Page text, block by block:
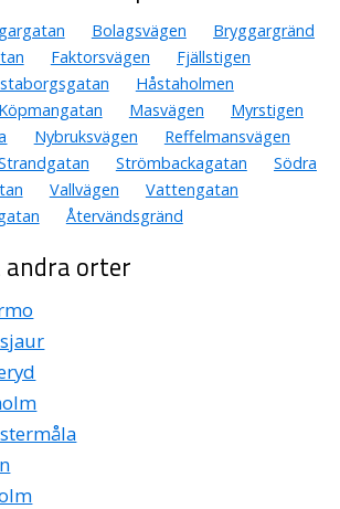
Bolagsvägen
Bryggargränd
Faktorsvägen
Fjällstigen
Håstaholmen
Köpmangatan Masvägen
Myrstigen
Nybruksvägen
Reffelmansvägen
Strömbackagatan
Södra
Vallvägen
Vattengatan
Återvändsgränd
andra orter